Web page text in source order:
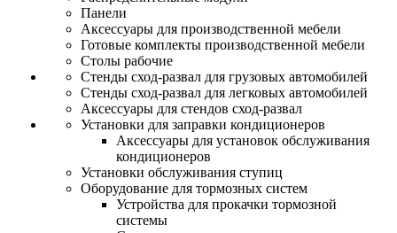
Панели
Аксессуары для производственной мебели
Готовые комплекты производственной мебели
Столы рабочие
Стенды сход-развал для грузовых автомобилей
Стенды сход-развал для легковых автомобилей
Аксессуары для стендов сход-развал
Установки для заправки кондиционеров
Аксессуары для установок обслуживания
кондиционеров
Установки обслуживания ступиц
Оборудование для тормозных систем
Устройства для прокачки тормозной
системы